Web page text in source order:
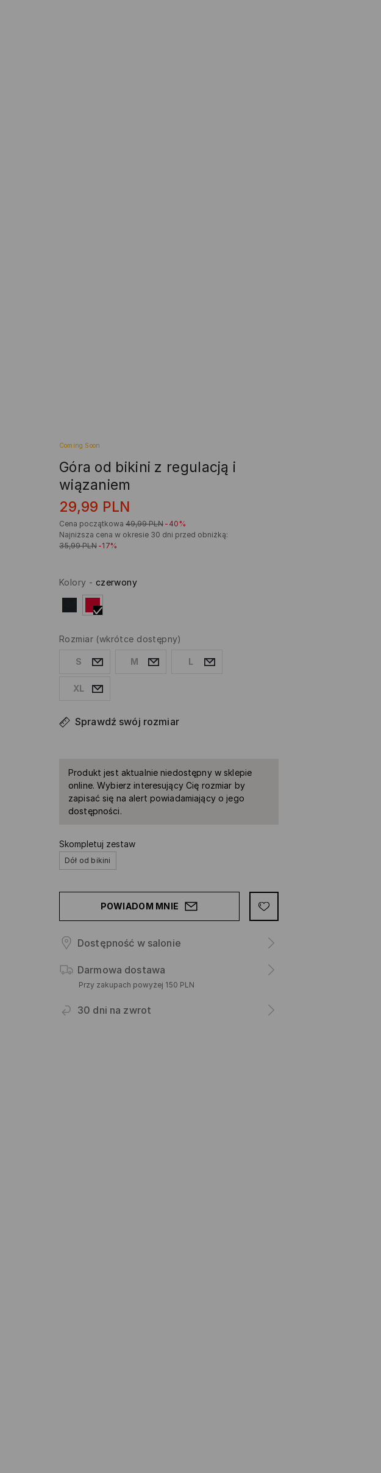
Coming Soon
Góra od bikini z regulacją i
wiązaniem
29,99 PLN
Cena początkowa 49,99 PLN -40%
Najniższa cena w okresie 30 dni przed obniżką:
35,99 PLN -17%
Kolory - czerwony
Rozmiar (wkrótce dostępny)
S M L
XL
Sprawdź swój rozmiar
Produkt jest aktualnie niedostępny w sklepie
online. Wybierz interesujący Cię rozmiar by
zapisać się na alert powiadamiający o jego
dostępności.
Skompletuj zestaw
Dół od bikini
POWIADOM MNIE
Dostępność w salonie
Darmowa dostawa
Przy zakupach powyżej 150 PLN
30 dni na zwrot